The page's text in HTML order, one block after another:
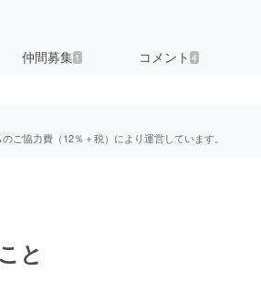
仲間募集 1 コメント 4
ご協力費（12％＋税）により運営しています。
と